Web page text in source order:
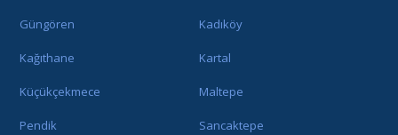
Güngören Kadıköy
Kağıthane Kartal
Küçükçekmece Maltepe
Pendik Sancaktepe